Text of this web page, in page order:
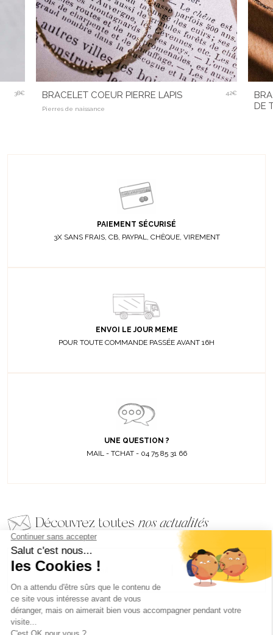
38€ BRACELET COEUR PIERRE LAPIS
Pierres de naissance
42€
DE
PAIEMENT SÉCURISÉ
3X SANS FRAIS, CB, PAYPAL, CHÈQUE, VIREMENT
ENVOI LE JOUR MEME
POUR TOUTE COMMANDE PASSÉE AVANT 16H
UNE QUESTION ?
MAIL - TCHAT - 04 75 85 31 66
Découvrez toutes nos actualités
EMAIL
VALIDER